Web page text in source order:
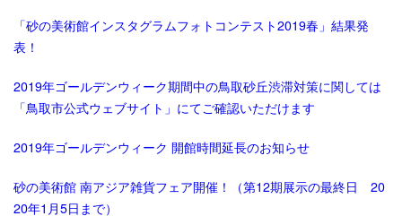
「砂の美術館インスタグラムフォトコンテスト2019春」結果発
表！
2019年ゴールデンウィーク期間中の鳥取砂丘渋滞対策に関しては
「鳥取市公式ウェブサイト」にてご確認いただけます
2019年ゴールデンウィーク 開館時間延長のお知らせ
砂の美術館 南アジア雑貨フェア開催！（第12期展示の最終日 20
20年1月5日まで）